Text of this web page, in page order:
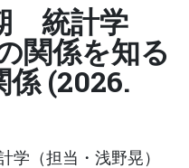
統計学
関係を知る
係 (2026.
（担当・浅野晃）